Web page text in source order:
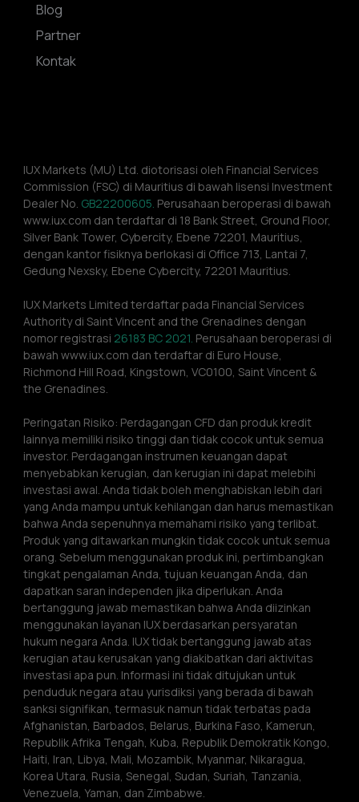
Blog
Partner
Kontak
IUX Markets (MU) Ltd. diotorisasi oleh Financial Services
Commission (FSC) di Mauritius di bawah lisensi Investment
Dealer No. GB22200605. Perusahaan beroperasi di bawah
www.iux.com dan terdaftar di 18 Bank Street, Ground Floor,
Silver Bank Tower, Cybercity, Ebene 72201, Mauritius,
dengan kantor fisiknya berlokasi di Office 713, Lantai 7,
Gedung Nexsky, Ebene Cybercity, 72201 Mauritius.
IUX Markets Limited terdaftar pada Financial Services
Authority di Saint Vincent and the Grenadines dengan
nomor registrasi 26183 BC 2021. Perusahaan beroperasi di
bawah www.iux.com dan terdaftar di Euro House,
Richmond Hill Road, Kingstown, VC0100, Saint Vincent &
the Grenadines.
Peringatan Risiko: Perdagangan CFD dan produk kredit
lainnya memiliki risiko tinggi dan tidak cocok untuk semua
investor. Perdagangan instrumen keuangan dapat
menyebabkan kerugian, dan kerugian ini dapat melebihi
investasi awal. Anda tidak boleh menghabiskan lebih dari
yang Anda mampu untuk kehilangan dan harus memastikan
bahwa Anda sepenuhnya memahami risiko yang terlibat.
Produk yang ditawarkan mungkin tidak cocok untuk semua
orang. Sebelum menggunakan produk ini, pertimbangkan
tingkat pengalaman Anda, tujuan keuangan Anda, dan
dapatkan saran independen jika diperlukan. Anda
bertanggung jawab memastikan bahwa Anda diizinkan
menggunakan layanan IUX berdasarkan persyaratan
hukum negara Anda. IUX tidak bertanggung jawab atas
kerugian atau kerusakan yang diakibatkan dari aktivitas
investasi apa pun. Informasi ini tidak ditujukan untuk
penduduk negara atau yurisdiksi yang berada di bawah
sanksi signifikan, termasuk namun tidak terbatas pada
Afghanistan, Barbados, Belarus, Burkina Faso, Kamerun,
Republik Afrika Tengah, Kuba, Republik Demokratik Kongo,
Haiti, Iran, Libya, Mali, Mozambik, Myanmar, Nikaragua,
Korea Utara, Rusia, Senegal, Sudan, Suriah, Tanzania,
Venezuela, Yaman, dan Zimbabwe.